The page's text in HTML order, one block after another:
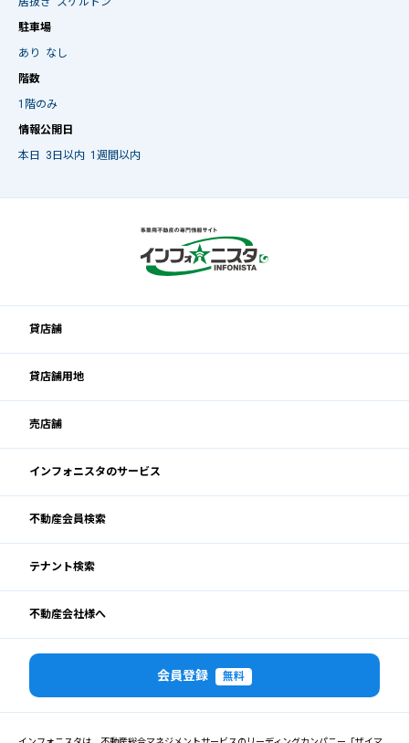
駐車場
あり
なし
階数
1階のみ
情報公開日
本日
3日以内 1週間以内
貸店舗
貸店舗用地
売店舗
インフォニスタのサービス
不動産会員検索
テナント検索
不動産会社様へ
会員登録 無料